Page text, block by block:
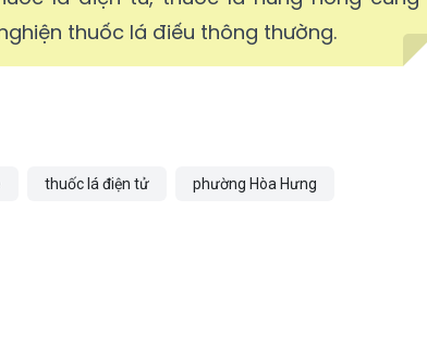
thuốc lá điếu thông thường.
thuốc lá điện tử
phường Hòa Hưng